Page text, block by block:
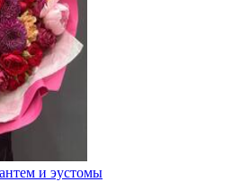
и эустомы